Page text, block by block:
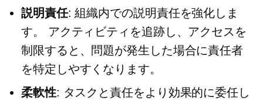
説明責任: 組織内での説明責任を強化しま
す。 アクティビティを追跡し、アクセスを
制限すると、問題が発生した場合に責任者
を特定しやすくなります。
柔軟性: タスクと責任をより効果的に委任し